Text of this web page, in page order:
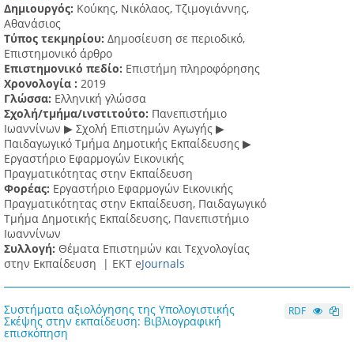
Δημιουργός: Κούκης, Νικόλαος, Τζιμογιάννης,
Αθανάσιος
Τύπος τεκμηρίου: Δημοσίευση σε περιοδικό,
Επιστημονικό άρθρο
Επιστημονικό πεδίο: Επιστήμη πληροφόρησης
Χρονολογία : 2019
Γλώσσα: Ελληνική γλώσσα
Σχολή/τμήμα/ινστιτούτο: Πανεπιστήμιο
Ιωαννίνων ▶ Σχολή Επιστημών Αγωγής ▶
Παιδαγωγικό Τμήμα Δημοτικής Εκπαίδευσης ▶
Eργαστήριο Εφαρμογών Eικονικής
Πραγματικότητας στην Εκπαίδευση
Φορέας: Εργαστήριο Εφαρμογών Εικονικής
Πραγματικότητας στην Εκπαίδευση, Παιδαγωγικό
Τμήμα Δημοτικής Εκπαίδευσης, Πανεπιστήμιο
Ιωαννίνων
Συλλογή: Θέματα Επιστημών και Τεχνολογίας
στην Εκπαίδευση | ΕΚΤ eJournals
Συστήματα αξιολόγησης της Υπολογιστικής
Σκέψης στην εκπαίδευση: Βιβλιογραφική
επισκόπηση
RDF